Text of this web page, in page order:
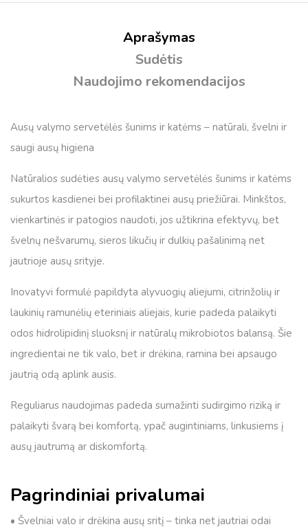
Aprašymas
Sudėtis
Naudojimo rekomendacijos
Ausų valymo servetėlės šunims ir katėms – natūrali, švelni ir
saugi ausų higiena
Natūralios sudėties ausų valymo servetėlės šunims ir katėms
sukurtos kasdienei bei profilaktinei ausų priežiūrai. Minkštos,
vienkartinės ir patogios naudoti, jos užtikrina efektyvų, bet
švelnų nešvarumų, sieros likučių ir dulkių pašalinimą net
jautrioje ausų srityje.
Inovatyvi formulė papildyta alyvuogių aliejumi, citrinžolių ir
laukinių ramunėlių eteriniais aliejais, kurie padeda palaikyti
odos hidrolipidinį sluoksnį ir natūralų mikrobiotos balansą. Šie
ingredientai ne tik valo, bet ir drėkina, ramina bei apsaugo
jautrią odą aplink ausis.
Reguliarus naudojimas padeda sumažinti sudirgimo riziką ir
palaikyti švarą bei komfortą, ypač augintiniams, linkusiems į
ausų jautrumą ar diskomfortą.
Pagrindiniai privalumai
• Švelniai valo ir drėkina ausų sritį – tinka net jautriai odai